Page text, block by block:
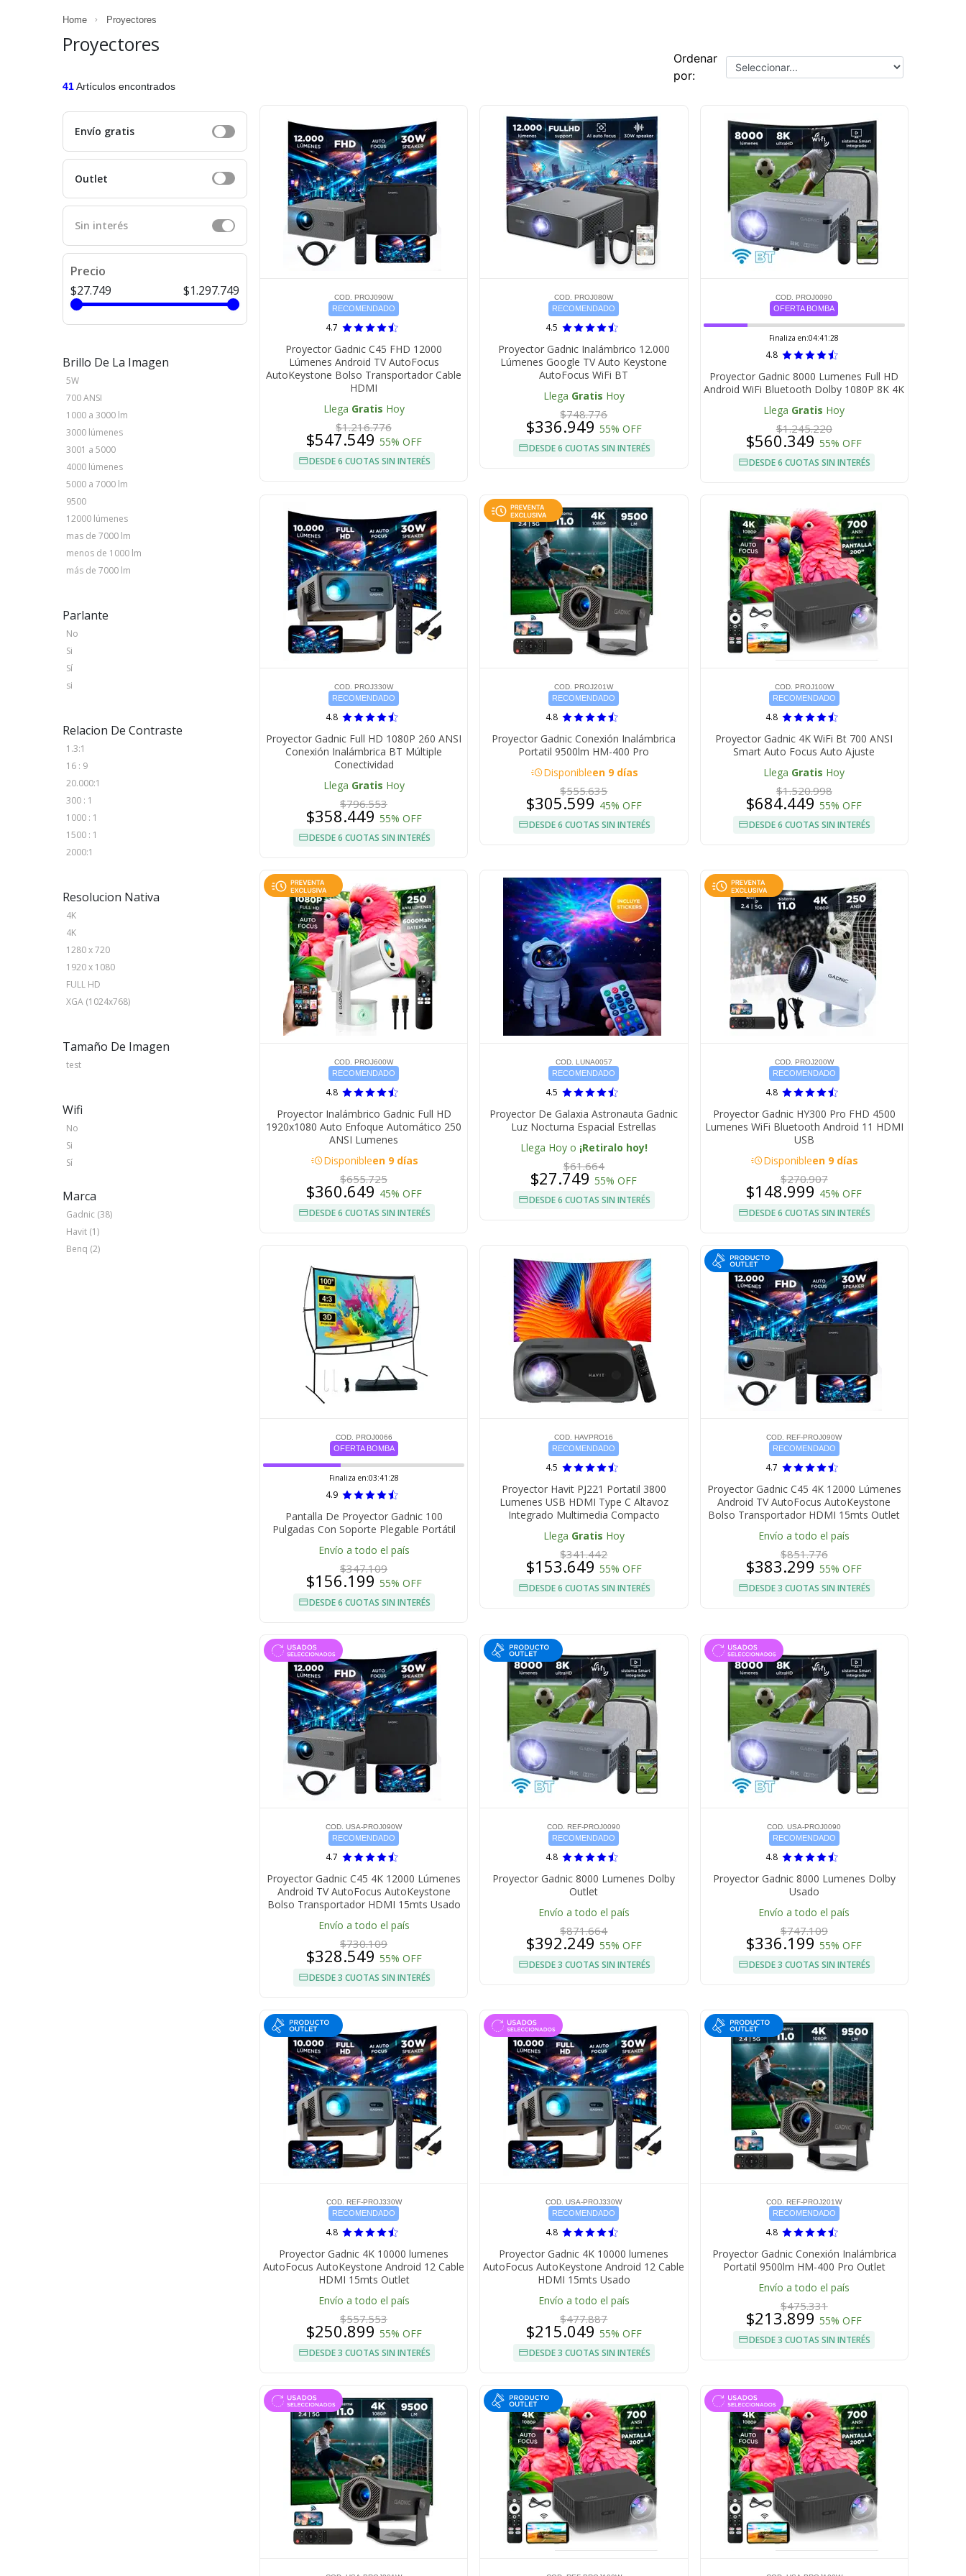
Home Proyectores
Proyectores
41Artículos encontrados
Envío gratis
Outlet
Sin interés
Precio
$27.749
$1.297.749
Brillo De La Imagen
5W
700 ANSI
1000 a 3000 lm
3000 lúmenes
3001 a 5000
4000 lúmenes
5000 a 7000 lm
9500
12000 lúmenes
mas de 7000 lm
menos de 1000 lm
más de 7000 lm
Parlante
No
Si
Sí
si
Relacion De Contraste
1.3:1
16 : 9
20.000:1
300 : 1
1000 : 1
1500 : 1
2000:1
Resolucion Nativa
4K
4K
1280 x 720
1920 x 1080
FULL HD
XGA (1024x768)
Tamaño De Imagen
test
Wifi
No
Si
Sí
Marca
Gadnic (38)
Havit (1)
Benq (2)
Ordenar
por:
COD. PROJ090W
RECOMENDADO
4.7
Proyector Gadnic C45 FHD 12000
Lúmenes Android TV AutoFocus
AutoKeystone Bolso Transportador Cable
HDMI
Llega Gratis Hoy
$1.216.776
$547.549 55% OFF
DESDE 6 CUOTAS SIN INTERÉS
COD. PROJ080W
RECOMENDADO
4.5
Proyector Gadnic Inalámbrico 12.000
Lúmenes Google TV Auto Keystone
AutoFocus WiFi BT
Llega Gratis Hoy
$748.776
$336.949 55% OFF
DESDE 6 CUOTAS SIN INTERÉS
COD. PROJ0090
OFERTA BOMBA
Finaliza en:04:41:27
4.8
Proyector Gadnic 8000 Lumenes Full HD
Android WiFi Bluetooth Dolby 1080P 8K 4K
Llega Gratis Hoy
$1.245.220
$560.34955% OFF
DESDE 6 CUOTAS SIN INTERÉS
COD. PROJ330W
RECOMENDADO
4.8
Proyector Gadnic Full HD 1080P 260 ANSI
Conexión Inalámbrica BT Múltiple
Conectividad
Llega Gratis Hoy
$796.553
$358.449 55% OFF
DESDE 6 CUOTAS SIN INTERÉS
COD. PROJ201W
RECOMENDADO
4.8
Proyector Gadnic Conexión Inalámbrica
Portatil 9500lm HM-400 Pro
acuteDisponibleen 9 días
$555.635
$305.599 45% OFF
DESDE 6 CUOTAS SIN INTERÉS
COD. PROJ100W
RECOMENDADO
4.8
Proyector Gadnic 4K WiFi Bt 700 ANSI
Smart Auto Focus Auto Ajuste
Llega Gratis Hoy
$1.520.998
$684.44955% OFF
DESDE 6 CUOTAS SIN INTERÉS
COD. PROJ600W
RECOMENDADO
4.8
Proyector Inalámbrico Gadnic Full HD
1920x1080 Auto Enfoque Automático 250
ANSI Lumenes
acuteDisponibleen 9 días
$655.725
$360.649 45% OFF
DESDE 6 CUOTAS SIN INTERÉS
COD. LUNA0057
RECOMENDADO
4.5
Proyector De Galaxia Astronauta Gadnic
Luz Nocturna Espacial Estrellas
Llega Hoy o ¡Retiralo hoy!
$61.664
$27.74955% OFF
DESDE 6 CUOTAS SIN INTERÉS
COD. PROJ200W
RECOMENDADO
4.8
Proyector Gadnic HY300 Pro FHD 4500
Lumenes WiFi Bluetooth Android 11 HDMI
USB
acuteDisponibleen 9 días
$270.907
$148.999 45% OFF
DESDE 6 CUOTAS SIN INTERÉS
COD. PROJ0066
OFERTA BOMBA
Finaliza en:03:41:27
4.9
Pantalla De Proyector Gadnic 100
Pulgadas Con Soporte Plegable Portátil
Envío a todo el país
$347.109
$156.199 55% OFF
DESDE 6 CUOTAS SIN INTERÉS
COD. HAVPRO16
RECOMENDADO
4.5
Proyector Havit PJ221 Portatil 3800
Lumenes USB HDMI Type C Altavoz
Integrado Multimedia Compacto
Llega Gratis Hoy
$341.442
$153.649 55% OFF
DESDE 6 CUOTAS SIN INTERÉS
COD. REF-PROJ090W
RECOMENDADO
4.7
Proyector Gadnic C45 4K 12000 Lúmenes
Android TV AutoFocus AutoKeystone
Bolso Transportador HDMI 15mts Outlet
Envío a todo el país
$851.776
$383.29955% OFF
DESDE 3 CUOTAS SIN INTERÉS
COD. USA-PROJ090W
RECOMENDADO
4.7
Proyector Gadnic C45 4K 12000 Lúmenes
Android TV AutoFocus AutoKeystone
Bolso Transportador HDMI 15mts Usado
Envío a todo el país
$730.109
$328.549 55% OFF
DESDE 3 CUOTAS SIN INTERÉS
COD. REF-PROJ0090
RECOMENDADO
4.8
Proyector Gadnic 8000 Lumenes Dolby
Outlet
Envío a todo el país
$871.664
$392.249 55% OFF
DESDE 3 CUOTAS SIN INTERÉS
COD. USA-PROJ0090
RECOMENDADO
4.8
Proyector Gadnic 8000 Lumenes Dolby
Usado
Envío a todo el país
$747.109
$336.19955% OFF
DESDE 3 CUOTAS SIN INTERÉS
COD. REF-PROJ330W
RECOMENDADO
4.8
Proyector Gadnic 4K 10000 lumenes
AutoFocus AutoKeystone Android 12 Cable
HDMI 15mts Outlet
Envío a todo el país
$557.553
$250.899 55% OFF
DESDE 3 CUOTAS SIN INTERÉS
COD. USA-PROJ330W
RECOMENDADO
4.8
Proyector Gadnic 4K 10000 lumenes
AutoFocus AutoKeystone Android 12 Cable
HDMI 15mts Usado
Envío a todo el país
$477.887
$215.049 55% OFF
DESDE 3 CUOTAS SIN INTERÉS
COD. REF-PROJ201W
RECOMENDADO
4.8
Proyector Gadnic Conexión Inalámbrica
Portatil 9500lm HM-400 Pro Outlet
Envío a todo el país
$475.331
$213.89955% OFF
DESDE 3 CUOTAS SIN INTERÉS